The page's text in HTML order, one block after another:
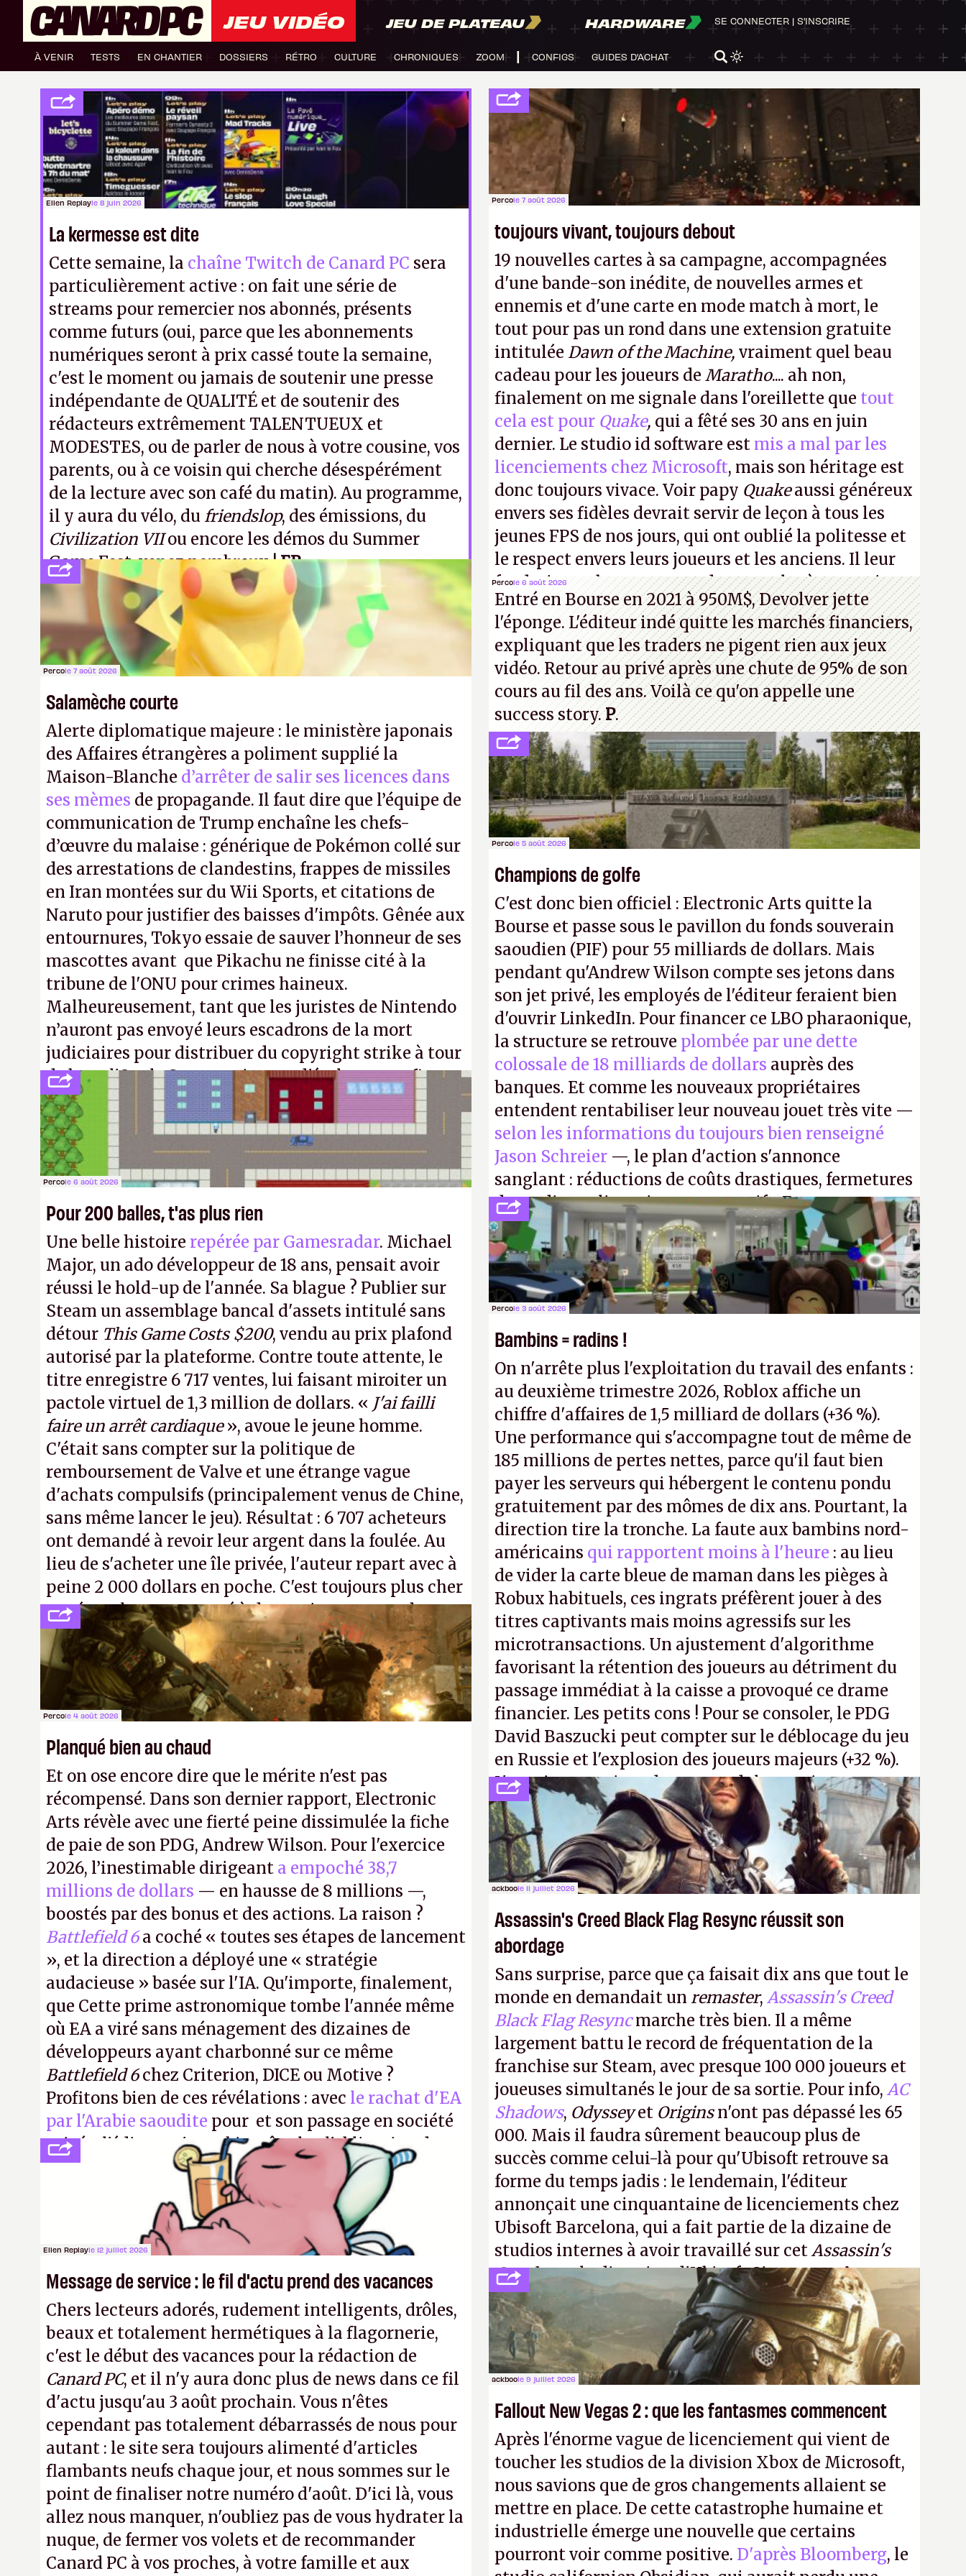
JEU VIDÉO JEU DE PLATEAU HARDWARE
À VENIR TESTS EN CHANTIER DOSSIERS RÉTRO CULTURE CHRONIQUES ZOOM CONFIGS GUIDES D'ACHAT
SE CONNECTER | S'INSCRIRE
Ellen Replayle 8 juin 2026
La kermesse est dite
Cette semaine, la chaîne Twitch de Canard PC sera
particulièrement active : on fait une série de
streams pour remercier nos abonnés, présents
comme futurs (oui, parce que les abonnements
numériques seront à prix cassé toute la semaine,
c'est le moment ou jamais de soutenir une presse
indépendante de QUALITÉ et de soutenir des
rédacteurs extrêmement TALENTUEUX et
MODESTES, ou de parler de nous à votre cousine, vos
parents, ou à ce voisin qui cherche désespérément
de la lecture avec son café du matin). Au programme,
il y aura du vélo, du friendslop, des émissions, du
Civilization VIIou encore les démos du Summer
Game Fest, venez nombreux !ER.
Percole 7 août 2026
toujours vivant, toujours debout
19 nouvelles cartes à sa campagne, accompagnées
d'une bande-son inédite, de nouvelles armes et
ennemis et d'une carte en mode match à mort, le
tout pour pas un rond dans une extension gratuite
intitulée Dawn of the Machine, vraiment quel beau
cadeau pour les joueurs de Maratho.... ah non,
finalement on me signale dans l'oreillette que tout
cela est pour Quake, qui a fêté ses 30 ans en juin
dernier. Le studio id software est mis a mal par les
licenciements chez Microsoft, mais son héritage est
donc toujours vivace. Voir papy Quakeaussi généreux
envers ses fidèles devrait servir de leçon à tous les
jeunes FPS de nos jours, qui ont oublié la politesse et
le respect envers leurs joueurs et les anciens. Il leur
faudrait une bonne guerre des consoles à ces petits
cons ! P.
Percole 7 août 2026
Salamèche courte
Alerte diplomatique majeure : le ministère japonais
des Affaires étrangères a poliment supplié la
Maison-Blanche d’arrêter de salir ses licences dans
ses mèmes de propagande. Il faut dire que l’équipe de
communication de Trump enchaîne les chefs-
d’œuvre du malaise : générique de Pokémon collé sur
des arrestations de clandestins, frappes de missiles
en Iran montées sur du Wii Sports, et citations de
Naruto pour justifier des baisses d'impôts. Gênée aux
entournures, Tokyo essaie de sauver l’honneur de ses
mascottes avant que Pikachu ne finisse cité à la
tribune de l'ONU pour crimes haineux.
Malheureusement, tant que les juristes de Nintendo
n’auront pas envoyé leurs escadrons de la mort
judiciaires pour distribuer du copyright strike à tour
de bras, l'Oncle Sam continuera d'étaler sa confiture
intellectuelle sur vos souvenirs d'enfance.P.
Percole 6 août 2026
Entré en Bourse en 2021 à 950M$, Devolver jette
l'éponge. L'éditeur indé quitte les marchés financiers,
expliquant que les traders ne pigent rien aux jeux
vidéo. Retour au privé après une chute de 95% de son
cours au fil des ans. Voilà ce qu'on appelle une
success story.P.
Percole 6 août 2026
Pour 200 balles, t'as plus rien
Une belle histoire repérée par Gamesradar. Michael
Major, un ado développeur de 18 ans, pensait avoir
réussi le hold-up de l'année. Sa blague ? Publier sur
Steam un assemblage bancal d'assets intitulé sans
détour This Game Costs $200, vendu au prix plafond
autorisé par la plateforme. Contre toute attente, le
titre enregistre 6 717 ventes, lui faisant miroiter un
pactole virtuel de 1,3 million de dollars. « J'ai failli
faire un arrêt cardiaque», avoue le jeune homme.
C'était sans compter sur la politique de
remboursement de Valve et une étrange vague
d'achats compulsifs (principalement venus de Chine,
sans même lancer le jeu). Résultat : 6 707 acheteurs
ont demandé à revoir leur argent dans la foulée. Au
lieu de s'acheter une île privée, l'auteur repart avec à
peine 2 000 dollars en poche. C'est toujours plus cher
payé que le temps passé à dev, mais ça apprendra aux
petits malins qu'on ne braque pas Gabe Newell aussi
facilement.P.
Percole 5 août 2026
Champions de golfe
C'est donc bien officiel : Electronic Arts quitte la
Bourse et passe sous le pavillon du fonds souverain
saoudien (PIF) pour 55 milliards de dollars. Mais
pendant qu'Andrew Wilson compte ses jetons dans
son jet privé, les employés de l'éditeur feraient bien
d'ouvrir LinkedIn. Pour financer ce LBO pharaonique,
la structure se retrouve plombée par une dette
colossale de 18 milliards de dollars auprès des
banques. Et comme les nouveaux propriétaires
entendent rentabiliser leur nouveau jouet très vite —
selon les informations du toujours bien renseigné
Jason Schreier —, le plan d'action s'annonce
sanglant : réductions de coûts drastiques, fermetures
de studios et licenciements massifs. En gros, essorer
FCet Battlefield, puis virer le reste.P.
Percole 4 août 2026
Planqué bien au chaud
Et on ose encore dire que le mérite n'est pas
récompensé. Dans son dernier rapport, Electronic
Arts révèle avec une fierté peine dissimulée la fiche
de paie de son PDG, Andrew Wilson. Pour l'exercice
2026, l’inestimable dirigeant a empoché 38,7
millions de dollars — en hausse de 8 millions —,
boostés par des bonus et des actions. La raison ?
Battlefield 6a coché « toutes ses étapes de lancement
», et la direction a déployé une « stratégie
audacieuse » basée sur l'IA. Qu'importe, finalement,
que Cette prime astronomique tombe l'année même
où EA a viré sans ménagement des dizaines de
développeurs ayant charbonné sur ce même
Battlefield 6chez Criterion, DICE ou Motive ?
Profitons bien de ces révélations : avec le rachat d'EA
par l'Arabie saoudite pour et son passage en société
privée, l'éditeur n'aura bientôt plus l'obligation de
publier ses bilans. Encore une victoire pour la
Percole 3 août 2026
Bambins = radins !
On n'arrête plus l'exploitation du travail des enfants :
au deuxième trimestre 2026, Roblox affiche un
chiffre d'affaires de 1,5 milliard de dollars (+36 %).
Une performance qui s'accompagne tout de même de
185 millions de pertes nettes, parce qu'il faut bien
payer les serveurs qui hébergent le contenu pondu
gratuitement par des mômes de dix ans. Pourtant, la
direction tire la tronche. La faute aux bambins nord-
américains qui rapportent moins à l'heure : au lieu
de vider la carte bleue de maman dans les pièges à
Robux habituels, ces ingrats préfèrent jouer à des
titres captivants mais moins agressifs sur les
microtransactions. Un ajustement d'algorithme
favorisant la rétention des joueurs au détriment du
passage immédiat à la caisse a provoqué ce drame
financier. Les petits cons ! Pour se consoler, le PDG
David Baszucki peut compter sur le déblocage du jeu
en Russie et l'explosion des joueurs majeurs (+32 %).
L'avenir appartient donc aux adultes, qui ne sont
jamais que des enfants avec du pouvoir d'achat.P.
Ellen Replayle 12 juillet 2026
Message de service : le fil d'actu prend des vacances
Chers lecteurs adorés, rudement intelligents, drôles,
beaux et totalement hermétiques à la flagornerie,
c'est le début des vacances pour la rédaction de
Canard PC, et il n'y aura donc plus de news dans ce fil
d'actu jusqu'au 3 août prochain. Vous n'êtes
cependant pas totalement débarrassés de nous pour
autant : le site sera toujours alimenté d'articles
flambants neufs chaque jour, et nous sommes sur le
point de finaliser notre numéro d'août. D'ici là, vous
allez nous manquer, n'oubliez pas de vous hydrater la
nuque, de fermer vos volets et de recommander
Canard PC à vos proches, à votre famille et aux
ackboole 11 juillet 2026
Assassin's Creed Black Flag Resync réussit son
abordage
Sans surprise, parce que ça faisait dix ans que tout le
monde en demandait un remaster, Assassin's Creed
Black Flag Resyncmarche très bien. Il a même
largement battu le record de fréquentation de la
franchise sur Steam, avec presque 100 000 joueurs et
joueuses simultanés le jour de sa sortie. Pour info, AC
Shadows, Odysseyet Originsn'ont pas dépassé les 65
000. Mais il faudra sûrement beaucoup plus de
succès comme celui-là pour qu'Ubisoft retrouve sa
forme du temps jadis : le lendemain, l'éditeur
annonçait une cinquantaine de licenciements chez
Ubisoft Barcelona, qui a fait partie de la dizaine de
studios internes à avoir travaillé sur cetAssassin's
Creedsous la direction d'Ubisoft Singapour.A.
ackboole 9 juillet 2026
Fallout New Vegas 2 : que les fantasmes commencent
Après l'énorme vague de licenciement qui vient de
toucher les studios de la division Xbox de Microsoft,
nous savions que de gros changements allaient se
mettre en place. De cette catastrophe humaine et
industrielle émerge une nouvelle que certains
pourront voir comme positive. D'après Bloomberg, le